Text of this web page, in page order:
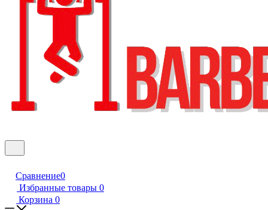
Сравнение0
Избранные товары 0
Корзина 0